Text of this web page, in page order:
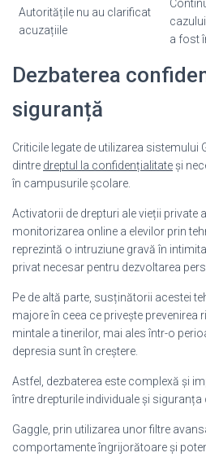
Autoritățile nu au clarificat
acuzațiile
a fost
Dezbaterea
siguranță
Criticile legate de utilizarea sistemului
dintre dreptul la confidențialitateși
în campusurile școlare.
Activatorii de drepturi ale vieții private
monitorizarea online a elevilor prin
reprezintă o intruziune gravă în
privat necesar pentru dezvoltarea
Pe de altă parte, susținătorii acestei
majore în ceea ce privește
mintale a tinerilor, mai ales într-o
depresia sunt în creștere.
Astfel, dezbaterea este complexă și
între drepturile individuale și siguranța
Gaggle, prin utilizarea unor filtre
comportamente îngrijorătoare și